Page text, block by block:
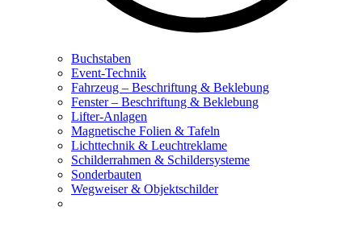
Buchstaben
Event-Technik
Fahrzeug – Beschriftung & Beklebung
Fenster – Beschriftung & Beklebung
Lifter-Anlagen
Magnetische Folien & Tafeln
Lichttechnik & Leuchtreklame
Schilderrahmen & Schildersysteme
Sonderbauten
Wegweiser & Objektschilder